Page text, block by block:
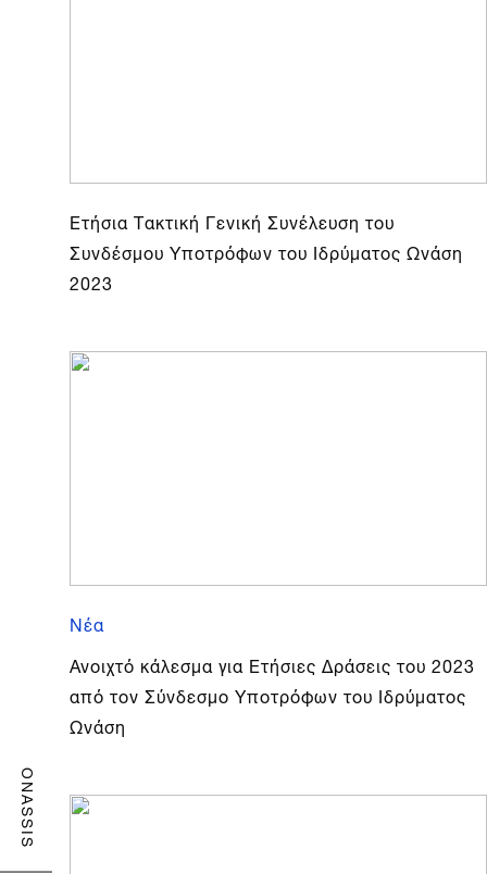
ONASSIS
Ετήσια Τακτική Γενική Συνέλευση του
Συνδέσμου Υποτρόφων του Ιδρύματος Ωνάση
2023
Νέα
Ανοιχτό κάλεσμα για Ετήσιες Δράσεις του 2023
από τον Σύνδεσμο Υποτρόφων του Ιδρύματος
Ωνάση